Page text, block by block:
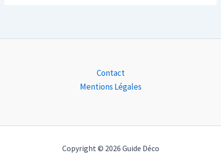
Contact
Mentions Légales
Copyright © 2026 Guide Déco